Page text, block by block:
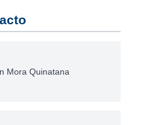
Mora Quinatana